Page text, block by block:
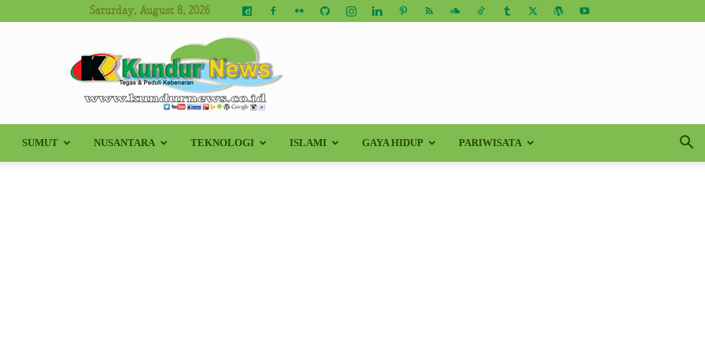
Saturday, August 8, 2026
Kundur
SUMUT NUSANTARA TEKNOLOGI ISLAMI GAYA HIDUP PARIWISATA